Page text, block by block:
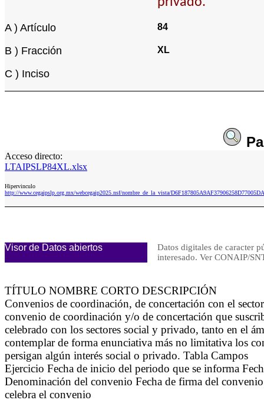
A ) Artículo 84
B ) Fracción XL
C ) Inciso
Acceso directo:
LTAIPSLP84XL.xlsx
Hipervinculo
http://www.cegaipslp.org.mx/webcegaip2025.nsf/nombre_de_la_vista/
Visor de Datos abiertos
Datos digitales de caracter
interesado. Ver CONAIP/
TÍTULO NOMBRE CORTO DESCRIPCIÓN
Convenios de coordinación, de concertación con el
convenio de coordinación y/o de concertación que
celebrado con los sectores social y privado, tanto en el
contemplar de forma enunciativa más no limitativa los
persigan algún interés social o privado. Tabla Campos
Ejercicio Fecha de inicio del periodo que se informa
Denominación del convenio Fecha de firma del
celebra el convenio